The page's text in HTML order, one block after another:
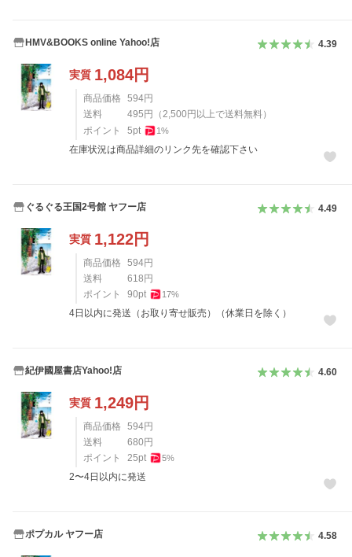
HMV&BOOKS online Yahoo!店 4.39
実質 1,084円
商品価格 594円
送料
495 円 （2,500 円以上で送料無料）
ポイント
5pt 1%
在庫状況は商品詳細のリンク先を確認下さい
ぐるぐる王国2号館 ヤフー店 4.49
実質 1,122円
商品価格 594円
送料
618 円
ポイント
90pt 17%
4日以内に発送（お取り寄せ販売）（休業日を除く）
紀伊國屋書店Yahoo!店 4.60
実質 1,249円
商品価格 594円
送料
680 円
ポイント
25pt 5%
2〜4日以内に発送
ポプカル ヤフー店 4.58